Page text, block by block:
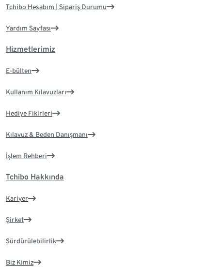
Tchibo Hesabım | Sipariş Durumu
Yardım Sayfası
Hizmetlerimiz
E-bülten
Kullanım Kılavuzları
Hediye Fikirleri
Kılavuz & Beden Danışmanı
İşlem Rehberi
Tchibo Hakkında
Kariyer
Şirket
Sürdürülebilirlik
Biz Kimiz